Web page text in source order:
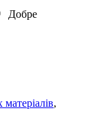
Добре
,